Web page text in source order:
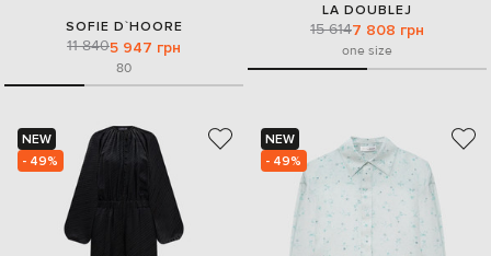
SOFIE D`HOORE
11 8405 947 грн
80
LA DOUBLEJ
15 6147 808 грн
one size
NEW
- 49%
NEW
- 49%